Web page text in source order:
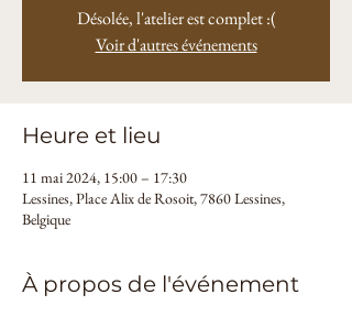
Désolée, l'atelier est complet :(
Voir d'autres événements
Heure et lieu
11 mai 2024, 15:00 – 17:30
Lessines, Place Alix de Rosoit, 7860 Lessines,
Belgique
À propos de l'événement